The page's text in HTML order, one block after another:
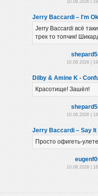
10.08.2026 |
Jerry Baccardi – I'm
Jerry Baccardi всё
трек то топчик!
10.08.2026 |
Dilby & Amine K -
Красотище! Зашёл!
10.08.2026 |
Jerry Baccardi – Say It
Просто офигеть-
10.08.2026 |